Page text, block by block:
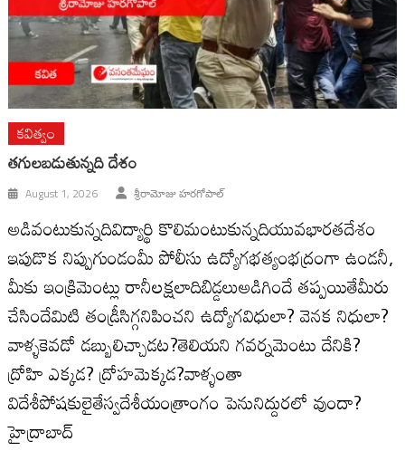
కవిత్వం
తగులబడుతున్నది దేశం
August 1, 2026 శ్రీరామోజు హరగోపాల్
అడివంటుకున్నదివిద్యార్థి కొలిమంటుకున్నదియువభారతదేశం
ఇపుడొక నిప్పుగుండంమీ పోలీసు ఉద్యోగభత్యంభద్రంగా ఉండనీ,
మీకు ఇంక్రిమెంట్లు రానీలక్షలాదిబిడ్డలుఅడిగిందే తప్పయితేమీరు
చేసిందేమిటి తండ్రీసిగ్గనిపించని ఉద్యోగవిధులా? వెనక నిధులా?
వాళ్ళకెవడో డబ్బులిచ్చాడట?తెలియని గవర్నమెంటు దేనికి?
ద్రోహి ఎక్కడ? ద్రోహమెక్కడ?వాళ్ళంతా
విదేశీపోషకులైతేస్వదేశీయంత్రాంగం పెనునిద్దురలో వుందా?
హైద్రాబాద్